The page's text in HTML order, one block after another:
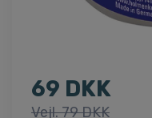
69 DKK
Vejl. 79 DKK